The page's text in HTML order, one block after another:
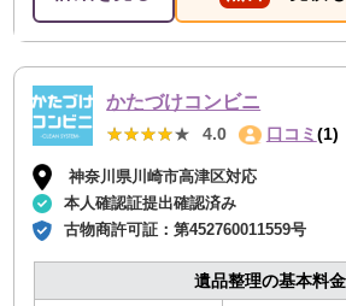
かたづけコンビニ
★★★★★
★★★★★ 4.0 口コミ (1)
神奈川県川崎市高津区対応
本人確認証提出確認済み
古物商許可証：第452760011559号
遺品整理の基本料金